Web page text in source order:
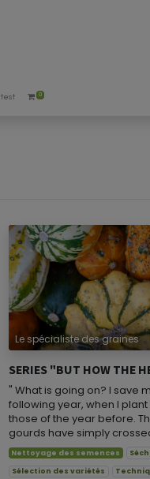
test 0
Le spécialiste des graines
SERIES "BUT HOW THE
" What is going on? I save
following year, when I
those of the year before.
gourds have simply
Nettoyage des semences
Sélection des variétés